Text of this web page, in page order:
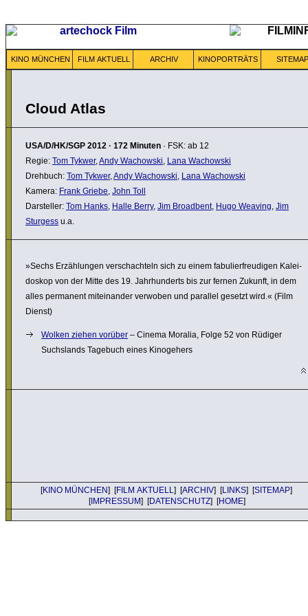
KINO MÜNCHEN FILM AKTUELL ARCHIV KINOPORTRÄTS SITEMAP
Cloud Atlas
USA/D/HK/SGP 2012 · 172 Minuten · FSK: ab 12
Regie: Tom Tykwer,Andy Wachowski, Lana Wachowski
Drehbuch: Tom Tykwer,Andy Wachowski, Lana Wachowski
Kamera: Frank Griebe, John Toll
Darsteller: Tom Hanks, Halle Berry, Jim Broadbent, Hugo Weaving, Jim
Sturgess u.a.
»Sechs Erzäh­lungen verschach­teln sich zu einem fabu­lier­freu­digen Kalei­
do­skop von der Mitte des 19. Jahr­hun­derts bis zur fernen Zukunft, in dem
alles permanent mitein­ander verwoben und parallel gesetzt wird.« (Film
Dienst)
Wolken ziehen vorüber – Cinema Moralia, Folge 52 von Rüdiger
Suchslands Tagebuch eines Kinogehers
[KINO MÜNCHEN] [FILM AKTUELL] [ARCHIV] [LINKS] [SITEMAP]
[IMPRESSUM] [DATENSCHUTZ] [HOME]